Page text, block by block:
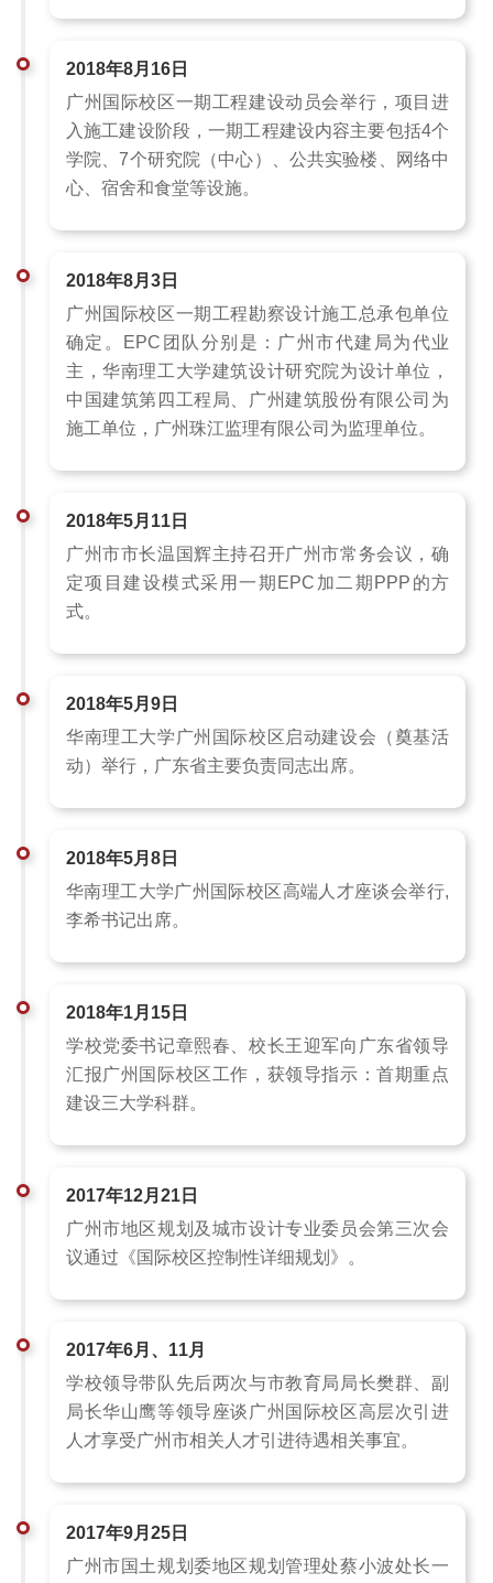
2018年8月16日
广州国际校区一期工程建设动员会举行，项目进
入施工建设阶段，一期工程建设内容主要包括4个
学院、7个研究院（中心）、公共实验楼、网络中
心、宿舍和食堂等设施。
2018年8月3日
广州国际校区一期工程勘察设计施工总承包单位
确定。EPC团队分别是：广州市代建局为代业
主，华南理工大学建筑设计研究院为设计单位，
中国建筑第四工程局、广州建筑股份有限公司为
施工单位，广州珠江监理有限公司为监理单位。
2018年5月11日
广州市市长温国辉主持召开广州市常务会议，确
定项目建设模式采用一期EPC加二期PPP的方
式。
2018年5月9日
华南理工大学广州国际校区启动建设会（奠基活
动）举行，广东省主要负责同志出席。
2018年5月8日
华南理工大学广州国际校区高端人才座谈会举行,
李希书记出席。
2018年1月15日
学校党委书记章熙春、校长王迎军向广东省领导
汇报广州国际校区工作，获领导指示：首期重点
建设三大学科群。
2017年12月21日
广州市地区规划及城市设计专业委员会第三次会
议通过《国际校区控制性详细规划》。
2017年6月、11月
学校领导带队先后两次与市教育局局长樊群、副
局长华山鹰等领导座谈广州国际校区高层次引进
人才享受广州市相关人才引进待遇相关事宜。
2017年9月25日
广州市国土规划委地区规划管理处蔡小波处长一